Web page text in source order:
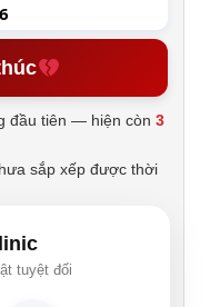
đầu tiên — hiện còn3
sắp xếp được thời
tuyệt đối